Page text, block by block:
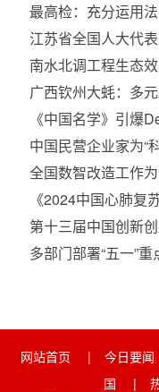
最高检：充分运用
江苏省全国人大代
南水北调工程生态
广西钦州大蚝：多
《中国名学》引爆
中国民营企业家为
全国数智改造工作
《2024中国心肺复
第十三届中国创新
多部门部署“五一”
网站首页 | 今日要闻
国
|